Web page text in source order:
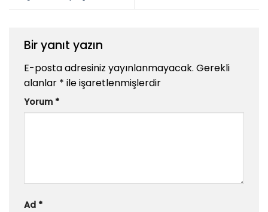
Bir yanıt yazın
E-posta adresiniz yayınlanmayacak. Gerekli
alanlar * ile işaretlenmişlerdir
Yorum *
Ad *